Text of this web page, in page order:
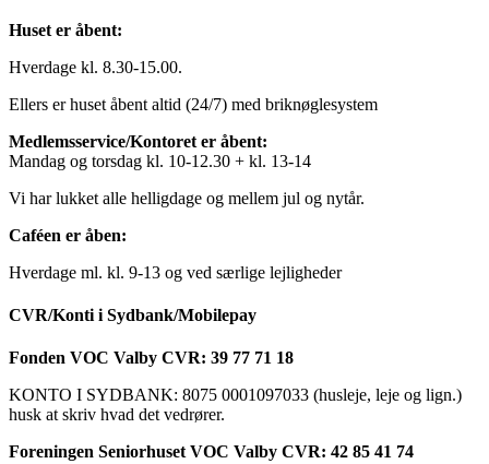
Huset er åbent:
Hverdage kl. 8.30-15.00.
Ellers er huset åbent altid (24/7) med briknøglesystem
Medlemsservice/Kontoret er åbent:
Mandag og torsdag kl. 10-12.30 + kl. 13-14
Vi har lukket alle helligdage og mellem jul og nytår.
Caféen er åben:
Hverdage ml. kl. 9-13 og ved særlige lejligheder
CVR/Konti i Sydbank/Mobilepay
Fonden VOC Valby CVR: 39 77 71 18
KONTO I SYDBANK: 8075 0001097033 (husleje, leje og lign.)
husk at skriv hvad det vedrører.
Foreningen Seniorhuset VOC Valby CVR: 42 85 41 74